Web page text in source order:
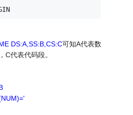
DS:A,SS:B,CS:C可知A代表数
C代表代码段。